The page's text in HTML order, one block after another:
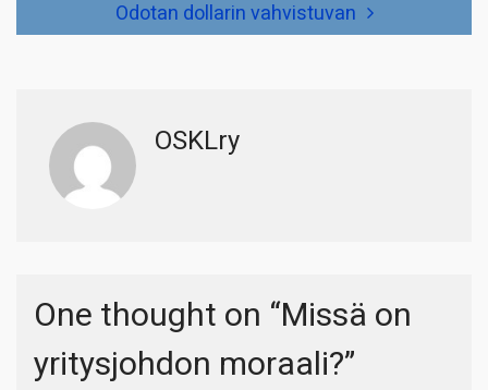
Odotan dollarin vahvistuvan
OSKLry
One thought on “Missä on
yritysjohdon moraali?”